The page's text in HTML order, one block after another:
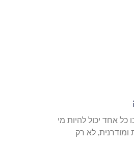
כל אחד יכול להיות מי
לא רק